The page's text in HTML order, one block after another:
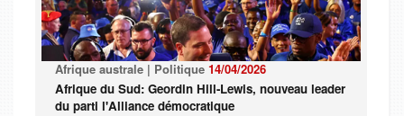
Afrique australe | Politique 14/04/2026
Afrique du Sud: Geordin Hill-Lewis, nouveau leader
du parti l'Alliance démocratique